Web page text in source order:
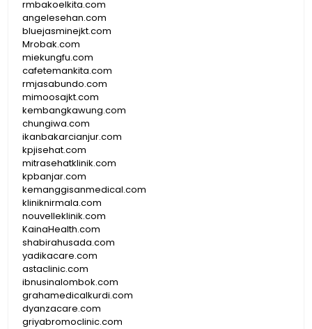
rmbakoelkita.com
angelesehan.com
bluejasminejkt.com
Mrobak.com
miekungfu.com
cafetemankita.com
rmjasabundo.com
mimoosajkt.com
kembangkawung.com
chungiwa.com
ikanbakarcianjur.com
kpjisehat.com
mitrasehatklinik.com
kpbanjar.com
kemanggisanmedical.com
kliniknirmala.com
nouvelleklinik.com
KainaHealth.com
shabirahusada.com
yadikacare.com
astaclinic.com
ibnusinalombok.com
grahamedicalkurdi.com
dyanzacare.com
griyabromoclinic.com